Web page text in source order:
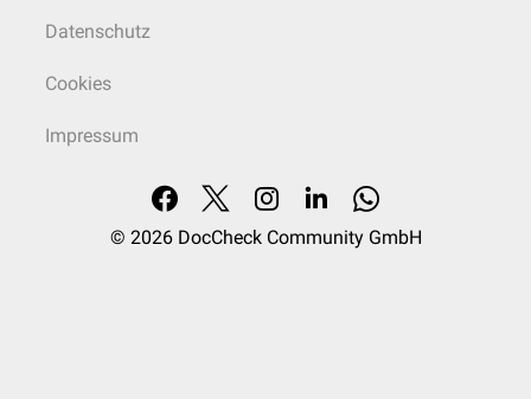
Datenschutz
Cookies
Impressum
© 2026 DocCheck Community GmbH